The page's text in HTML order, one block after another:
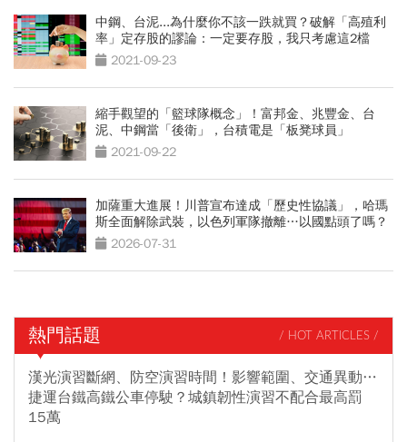
中鋼、台泥...為什麼你不該一跌就買？破解「高殖利
率」定存股的謬論：一定要存股，我只考慮這2檔
2021-09-23
縮手觀望的「籃球隊概念」！富邦金、兆豐金、台
泥、中鋼當「後衛」，台積電是「板凳球員」
2021-09-22
加薩重大進展！川普宣布達成「歷史性協議」，哈瑪
斯全面解除武裝，以色列軍隊撤離…以國點頭了嗎？
2026-07-31
熱門話題 / HOT ARTICLES /
漢光演習斷網、防空演習時間！影響範圍、交通異動…
捷運台鐵高鐵公車停駛？城鎮韌性演習不配合最高罰
15萬